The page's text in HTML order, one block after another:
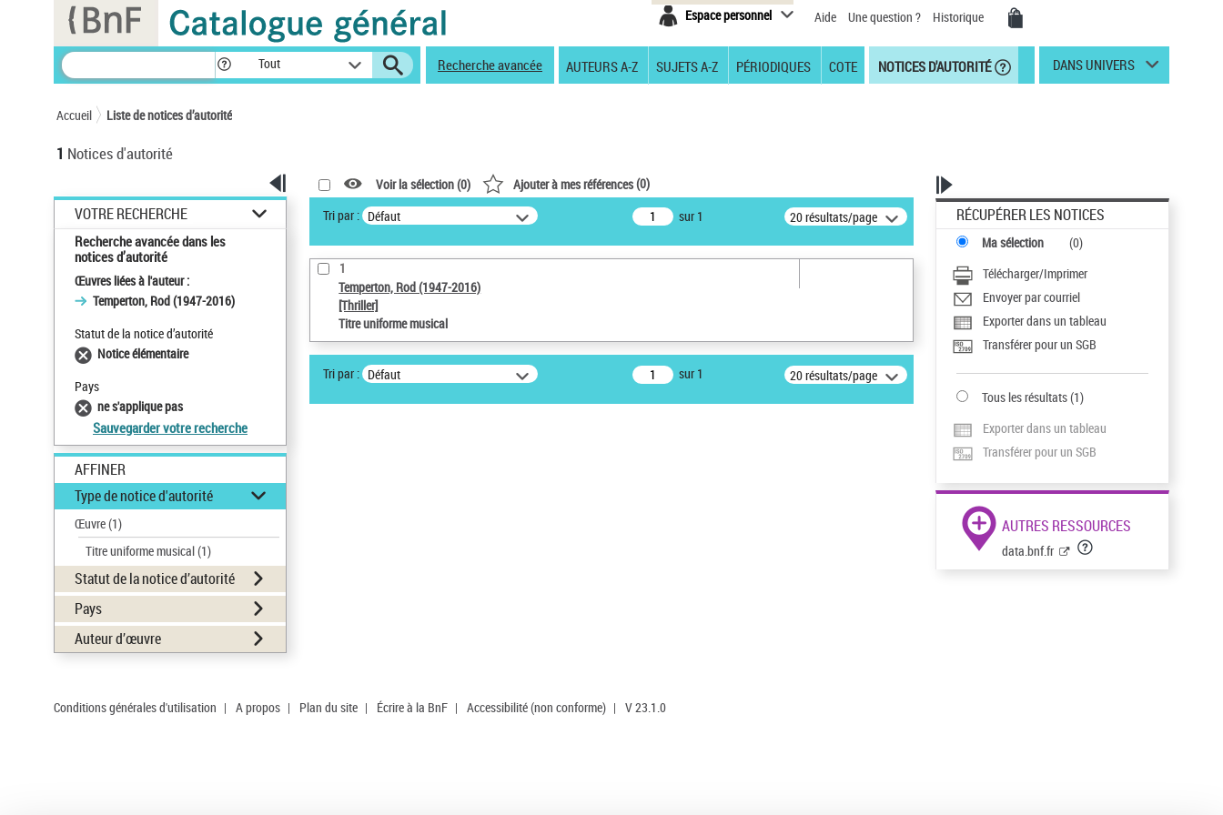
Espace personnel Aide Une question ? Historique
Tout Recherche avancée AUTEURS A-Z SUJETS A-Z PÉRIODIQUES COTE NOTICES D'AUTORITÉ DANS UNIVERS
Accueil Liste de notices d’autorité
1 Notices d'autorité
VOTRE RECHERCHE
Recherche avancée dans les
notices d’autorité
Œuvres liées à l'auteur :
Temperton, Rod (1947-2016)
Statut de la notice d’autorité
Notice élémentaire
Pays
ne s'applique pas
Sauvegarder votre recherche
AFFINER
Type de notice d'autorité
Œuvre(1)
Titre uniforme musical(1)
Statut de la notice d’autorité
Pays
Auteur d’œuvre
Voir la sélection (0) Ajouter à mes références(0)
Tri par : Défaut sur 1 20 résultats/page
1
Temperton, Rod (1947-2016)
[Thriller]
Titre uniforme musical
Tri par : Défaut sur 1 20 résultats/page
RÉCUPÉRER LES NOTICES
Ma sélection (0)
Télécharger/Imprimer
Envoyer par courriel
Exporter dans un tableau
Transférer pour un SGB
Tous les résultats(1)
Exporter dans un tableau
Transférer pour un SGB
AUTRES RESSOURCES
data.bnf.fr
Conditions générales d'utilisation | A propos | Plan du site | Écrire à la BnF | Accessibilité (non conforme) | V 23.1.0
Panneau de gestion des cookies